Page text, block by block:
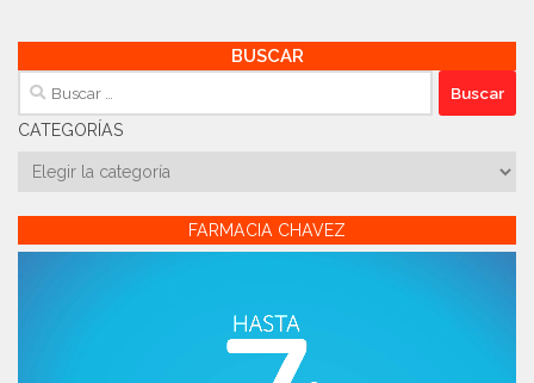
BUSCAR
Buscar:
CATEGORÍAS
Categorías
FARMACIA CHAVEZ